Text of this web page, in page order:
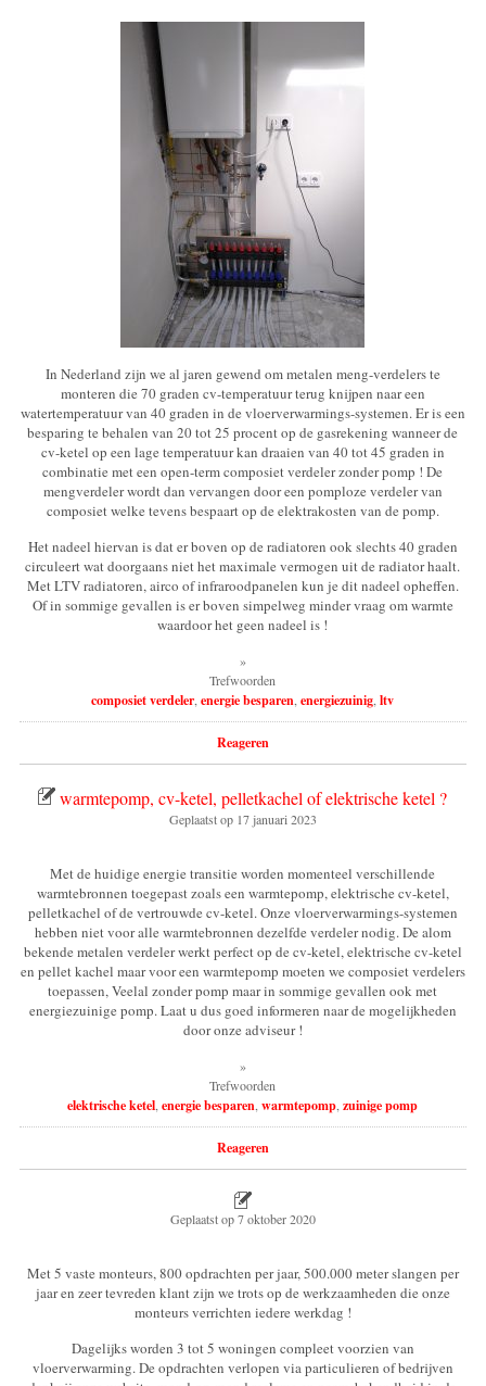
In Nederland zijn we al jaren gewend om metalen meng-verdelers te
monteren die 70 graden cv-temperatuur terug knijpen naar een
watertemperatuur van 40 graden in de vloerverwarmings-systemen. Er is een
besparing te behalen van 20 tot 25 procent op de gasrekening wanneer de
cv-ketel op een lage temperatuur kan draaien van 40 tot 45 graden in
combinatie met een open-term composiet verdeler zonder pomp ! De
mengverdeler wordt dan vervangen door een pomploze verdeler van
composiet welke tevens bespaart op de elektrakosten van de pomp.
Het nadeel hiervan is dat er boven op de radiatoren ook slechts 40 graden
circuleert wat doorgaans niet het maximale vermogen uit de radiator haalt.
Met LTV radiatoren, airco of infraroodpanelen kun je dit nadeel opheffen.
Of in sommige gevallen is er boven simpelweg minder vraag om warmte
waardoor het geen nadeel is !
»
Trefwoorden
composiet verdeler ,energie besparen ,energiezuinig ,ltv
Reageren
warmtepomp, cv-ketel, pelletkachel of elektrische ketel ?
Geplaatst op 17 januari 2023
Met de huidige energie transitie worden momenteel verschillende
warmtebronnen toegepast zoals een warmtepomp, elektrische cv-ketel,
pelletkachel of de vertrouwde cv-ketel. Onze vloerverwarmings-systemen
hebben niet voor alle warmtebronnen dezelfde verdeler nodig. De alom
bekende metalen verdeler werkt perfect op de cv-ketel, elektrische cv-ketel
en pellet kachel maar voor een warmtepomp moeten we composiet verdelers
toepassen, Veelal zonder pomp maar in sommige gevallen ook met
energiezuinige pomp. Laat u dus goed informeren naar de mogelijkheden
door onze adviseur !
»
Trefwoorden
elektrische ketel ,energie besparen ,warmtepomp ,zuinige pomp
Reageren
Geplaatst op7 oktober 2020
Met 5 vaste monteurs, 800 opdrachten per jaar, 500.000 meter slangen per
jaar en zeer tevreden klant zijn we trots op de werkzaamheden die onze
monteurs verrichten iedere werkdag !
Dagelijks worden 3 tot 5 woningen compleet voorzien van
vloerverwarming. De opdrachten verlopen via particulieren of bedrijven